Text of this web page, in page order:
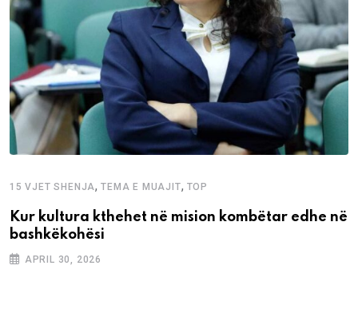
15 VJET SHENJA,TEMA E MUAJIT, TOP
Kur kultura kthehet në mision kombëtar edhe në
bashkëkohësi
APRIL 30, 2026